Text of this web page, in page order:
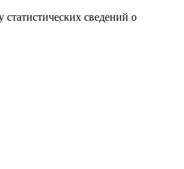
сведений о